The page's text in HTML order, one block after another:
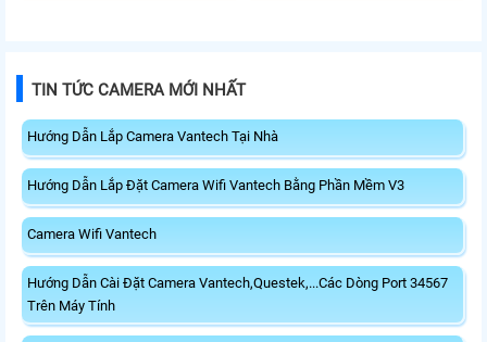
TIN TỨC CAMERA MỚI NHẤT
Hướng Dẫn Lắp Camera Vantech Tại Nhà
Hướng Dẫn Lắp Đặt Camera Wifi Vantech Bằng Phần Mềm V3
Camera Wifi Vantech
Hướng Dẫn Cài Đặt Camera Vantech,Questek,...Các Dòng Port 34567
Trên Máy Tính